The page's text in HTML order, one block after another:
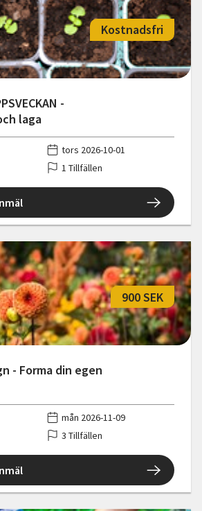
-
laga
Kostnadsfri
tors 2026-10-01
1 Tillfällen
- Forma din egen
900 SEK
mån 2026-11-09
3 Tillfällen